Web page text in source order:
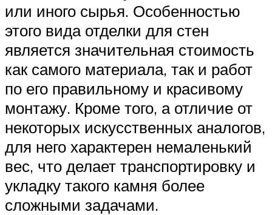
или иного сырья. Особенностью
этого вида отделки для стен
является значительная стоимость
как самого материала, так и работ
по его правильному и красивому
монтажу. Кроме того, а отличие от
некоторых искусственных аналогов,
для него характерен немаленький
вес, что делает транспортировку и
укладку такого камня более
сложными задачами.